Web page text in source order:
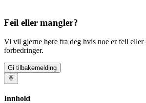
Feil eller mangler?
Vi vil gjerne høre fra deg hvis noe er feil eller
forbedringer.
Gi tilbakemelding
Innhold